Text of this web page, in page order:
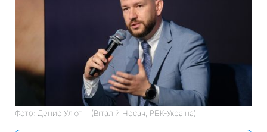
Фото: Денис Улютін (Віталій Носач, РБК-Україна)